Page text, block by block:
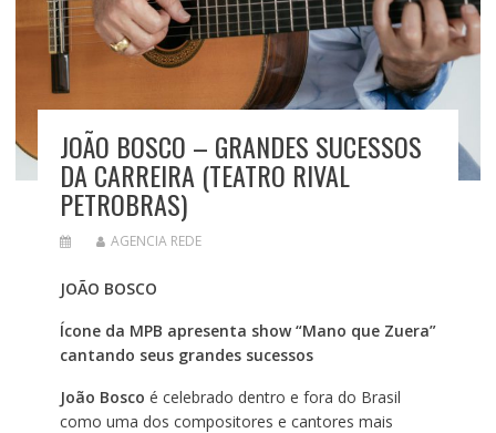
JOÃO BOSCO – GRANDES SUCESSOS
DA CARREIRA (TEATRO RIVAL
PETROBRAS)
AGENCIA REDE
JOÃO BOSCO
Ícone da MPB apresenta show “Mano que Zuera”
cantando seus grandes sucessos
João Bosco é celebrado dentro e fora do Brasil
como uma dos compositores e cantores mais